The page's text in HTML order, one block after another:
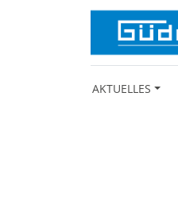
AKTUELLES